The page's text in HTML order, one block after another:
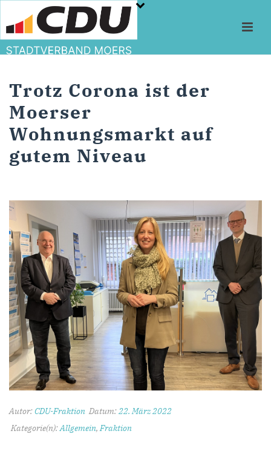
Trotz Corona ist der
Moerser
Wohnungsmarkt auf
gutem Niveau
Autor:CDU-Fraktion Datum:22. März 2022
Kategorie(n):Allgemein, Fraktion